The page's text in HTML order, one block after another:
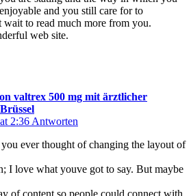
and you still care for to
wait to read much more from you.
web site.
valtrex 500 mg mit ärztlicher
2:36 Antworten
ever thought of changing the layout of
I love what youve got to say. But maybe